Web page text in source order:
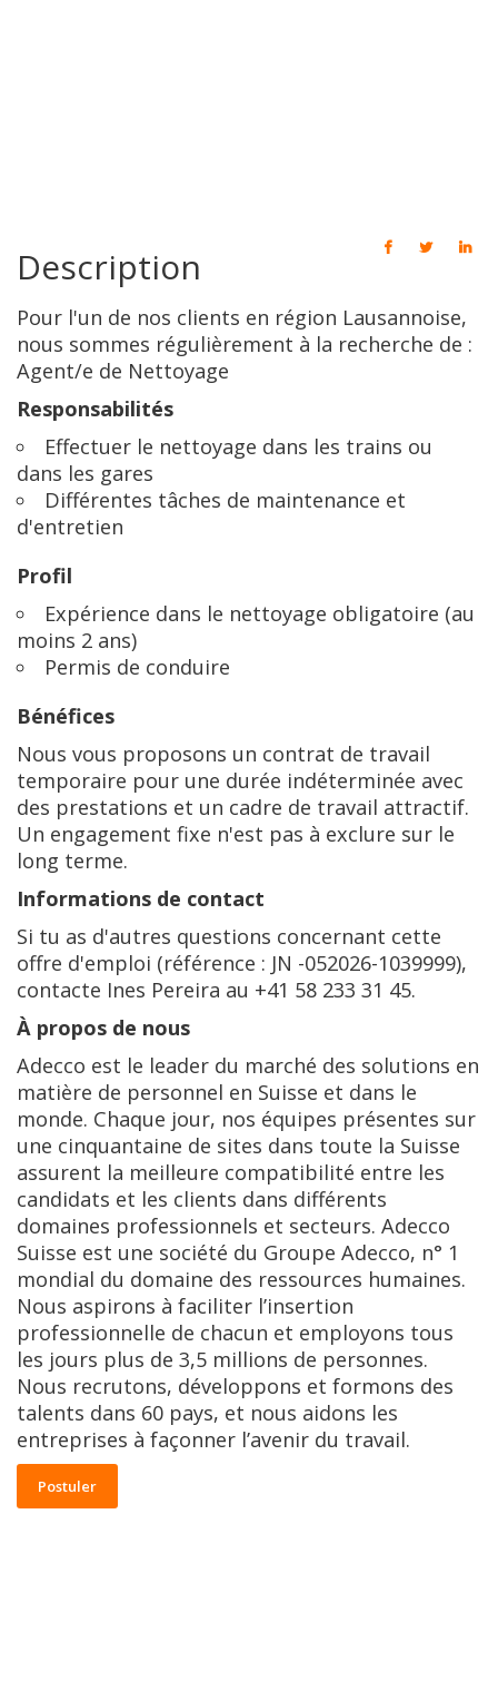
Description
Pour l'un de nos clients en région Lausannoise,
nous sommes régulièrement à la recherche de :
Agent/e de Nettoyage
Responsabilités
Effectuer le nettoyage dans les trains ou
dans les gares
Différentes tâches de maintenance et
d'entretien
Profil
Expérience dans le nettoyage obligatoire (au
moins 2 ans)
Permis de conduire
Bénéfices
Nous vous proposons un contrat de travail
temporaire pour une durée indéterminée avec
des prestations et un cadre de travail attractif.
Un engagement fixe n'est pas à exclure sur le
long terme.
Informations de contact
Si tu as d'autres questions concernant cette
offre d'emploi (référence : JN -052026-1039999),
contacte Ines Pereira au +41 58 233 31 45.
À propos de nous
Adecco est le leader du marché des solutions en
matière de personnel en Suisse et dans le
monde. Chaque jour, nos équipes présentes sur
une cinquantaine de sites dans toute la Suisse
assurent la meilleure compatibilité entre les
candidats et les clients dans différents
domaines professionnels et secteurs. Adecco
Suisse est une société du Groupe Adecco, n° 1
mondial du domaine des ressources humaines.
Nous aspirons à faciliter l’insertion
professionnelle de chacun et employons tous
les jours plus de 3,5 millions de personnes.
Nous recrutons, développons et formons des
talents dans 60 pays, et nous aidons les
entreprises à façonner l’avenir du travail.
Postuler